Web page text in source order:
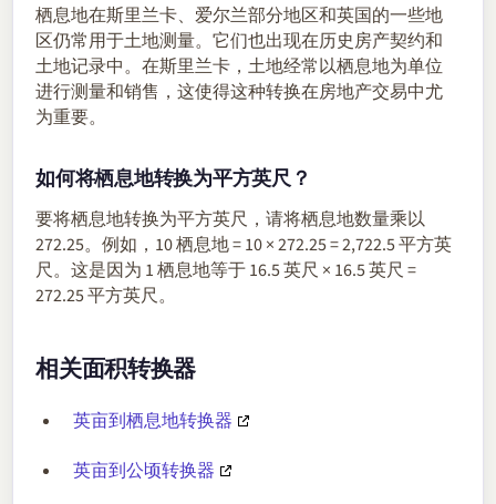
栖息地在斯里兰卡、爱尔兰部分地区和英国的一些地
区仍常用于土地测量。它们也出现在历史房产契约和
土地记录中。在斯里兰卡，土地经常以栖息地为单位
进行测量和销售，这使得这种转换在房地产交易中尤
为重要。
如何将栖息地转换为平方英尺？
要将栖息地转换为平方英尺，请将栖息地数量乘以
272.25。例如，10 栖息地 = 10 × 272.25 = 2,722.5 平方英
尺。这是因为 1 栖息地等于 16.5 英尺 × 16.5 英尺 =
272.25 平方英尺。
相关面积转换器
英亩到栖息地转换器
英亩到公顷转换器